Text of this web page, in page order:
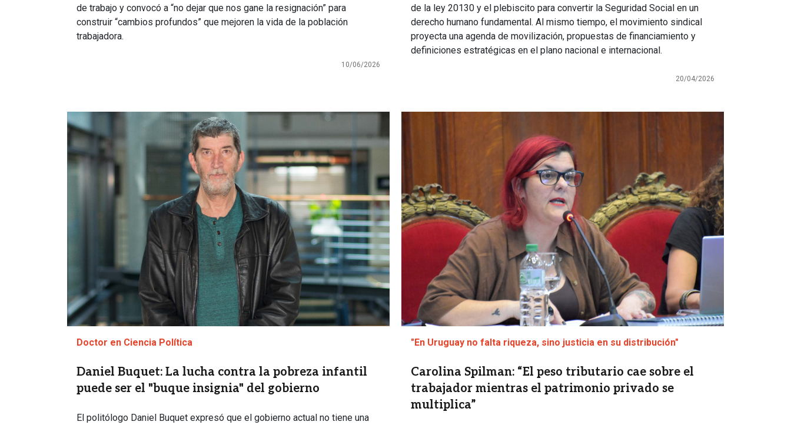
de trabajo y convocó a “no dejar que nos gane la resignación” para
construir “cambios profundos” que mejoren la vida de la población
trabajadora.
10/06/2026
de la ley 20130 y el plebiscito para convertir la Seguridad Social en un
derecho humano fundamental. Al mismo tiempo, el movimiento sindical
proyecta una agenda de movilización, propuestas de financiamiento y
definiciones estratégicas en el plano nacional e internacional.
20/04/2026
Imagen
Doctor en Ciencia Política
Daniel Buquet: La lucha contra la pobreza infantil
puede ser el "buque insignia" del gobierno
El politólogo Daniel Buquet expresó que el gobierno actual no tiene una
"En Uruguay no falta riqueza, sino justicia en su distribución"
Carolina Spilman: “El peso tributario cae sobre el
trabajador mientras el patrimonio privado se
multiplica”